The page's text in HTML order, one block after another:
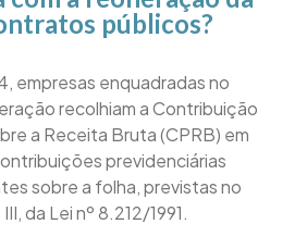
públicos?
empresas enquadradas no
recolhiam a Contribuição
a Receita Bruta (CPRB) em
previdenciárias
sobre a folha, previstas no
da Lei nº 8.212/1991.